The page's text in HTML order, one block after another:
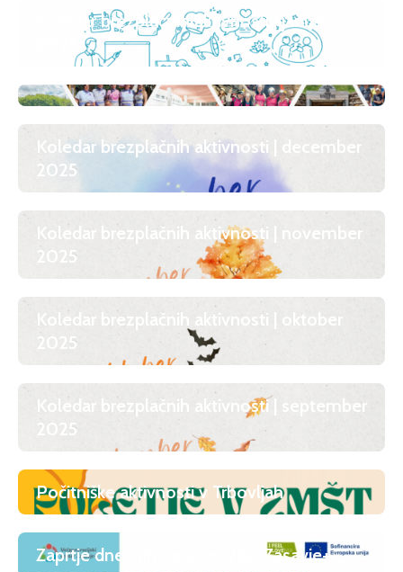
Koledar brezplačnih aktivnosti | januar
Koledar brezplačnih aktivnosti | december
2025
Koledar brezplačnih aktivnosti | november
2025
Koledar brezplačnih aktivnosti | oktober
2025
Koledar brezplačnih aktivnosti | september
2025
Počitniške aktivnosti v Trbovljah
Zaprtje dnevnih centrov VGC Zasavje+